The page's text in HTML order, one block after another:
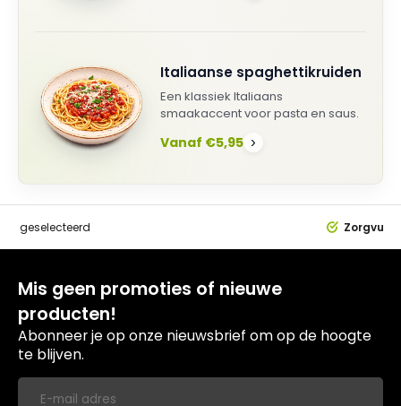
Italiaanse spaghettikruiden
Een klassiek Italiaans
smaakaccent voor pasta en saus.
Vanaf €5,95 ›
geselecteerd
Mis geen promoties of nieuwe
producten!
Abonneer je op onze nieuwsbrief om op de hoogte
te blijven.